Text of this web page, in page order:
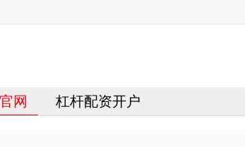
网 杠杆配资开户